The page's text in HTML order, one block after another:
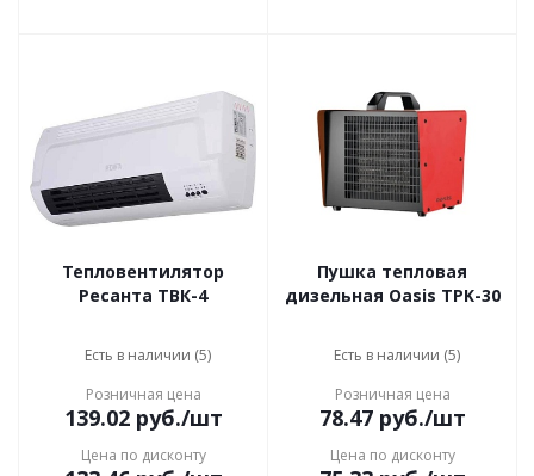
Тепловентилятор
Ресанта ТВК-4
Есть в наличии (5)
Розничная цена
139.02руб./шт
Цена по дисконту
Пушка тепловая
дизельная Oasis TPK-30
Есть в наличии (5)
Розничная цена
78.47руб./шт
Цена по дисконту